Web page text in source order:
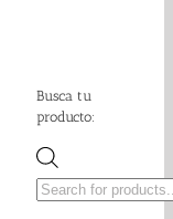
Busca tu
producto:
de